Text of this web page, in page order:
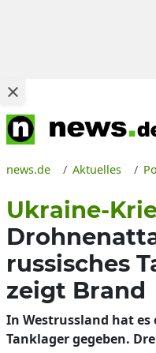
news.de Aktuelles
Ukraine-
russisches
zeigt Brand
In Westrussland hat
Tanklager gegeben.